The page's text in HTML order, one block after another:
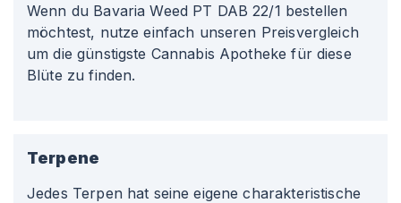
Wenn du Bavaria Weed PT DAB 22/1 bestellen
möchtest, nutze einfach unseren Preisvergleich
um die günstigste Cannabis Apotheke für diese
Blüte zu finden.
Terpene
Jedes Terpen hat seine eigene charakteristische